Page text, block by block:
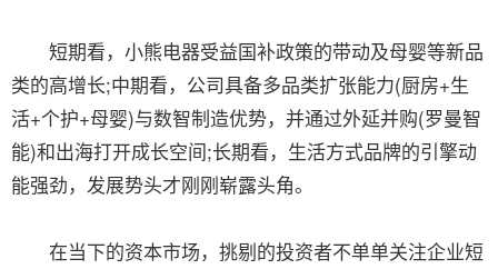
短期看，小熊电器受益国补政策的带动及母婴等新品
类的高增长;中期看，公司具备多品类扩张能力(厨房+生
活+个护+母婴)与数智制造优势，并通过外延并购(罗曼智
能)和出海打开成长空间;长期看，生活方式品牌的引擎动
能强劲，发展势头才刚刚崭露头角。
在当下的资本市场，挑剔的投资者不单单关注企业短